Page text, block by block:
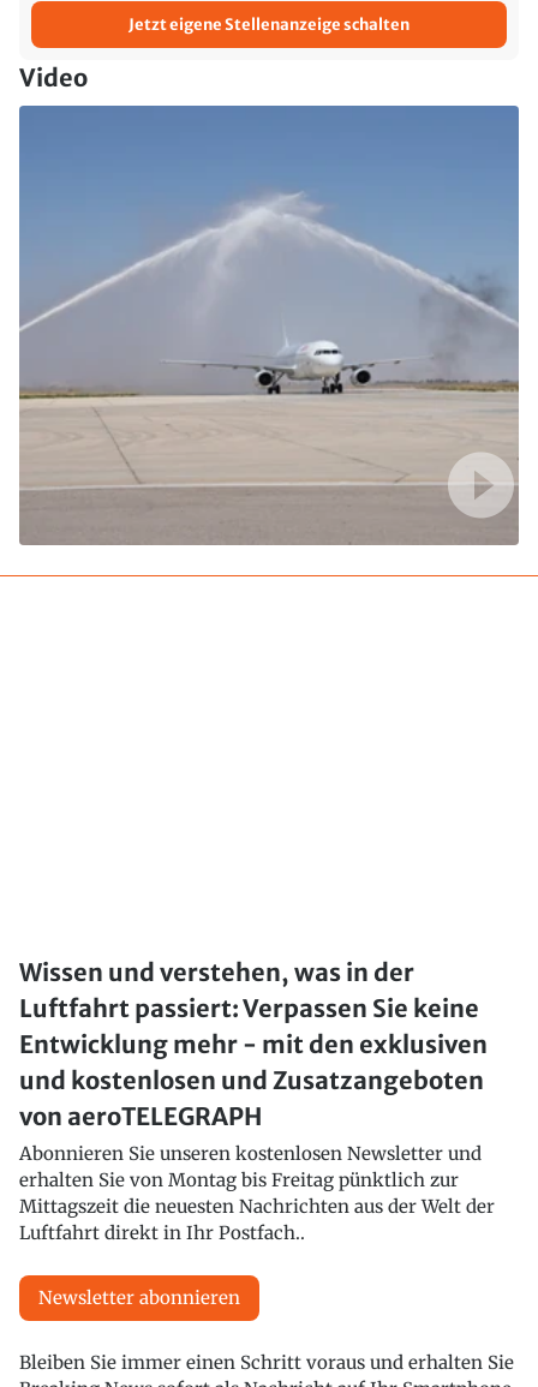
Jetzt eigene Stellenanzeige schalten
Video
Wissen und verstehen, was in der
Luftfahrt passiert: Verpassen Sie keine
Entwicklung mehr - mit den exklusiven
und kostenlosen und Zusatzangeboten
von aeroTELEGRAPH
Abonnieren Sie unseren kostenlosen Newsletter und
erhalten Sie von Montag bis Freitag pünktlich zur
Mittagszeit die neuesten Nachrichten aus der Welt der
Luftfahrt direkt in Ihr Postfach..
Newsletter abonnieren
Bleiben Sie immer einen Schritt voraus und erhalten Sie